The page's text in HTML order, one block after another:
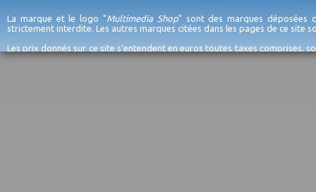
La marque et le logo "Multimedia Shop" sont des marques déposées
strictement interdite. Les autres marques citées dans les pages de ce site
Les prix donnés sur ce site s'entendent en euros toutes taxes comprises,
erreurs d'encodage, et sauf épuisement du stock et/ou impossibilité de